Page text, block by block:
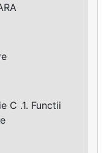
C .1. Functii